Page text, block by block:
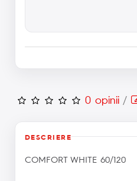
0 opinii /
DESCRIERE
COMFORT WHITE 60/120